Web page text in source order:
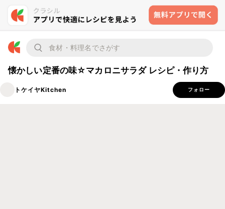
懐かしい定番の味☆マカロニサラダ レシピ・作り方
トケイヤKitchen フォロー